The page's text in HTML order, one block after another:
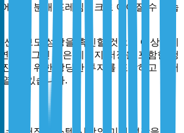
너지 분배 프레임워크로 이어질 수 있습
티브도 성장을 촉진할 것으로 예상됩니
합의 그린 딜은 에너지 저장을 포함한 청
하기 위한 상당한 투자를 포함하고 있어
수 있습니다.